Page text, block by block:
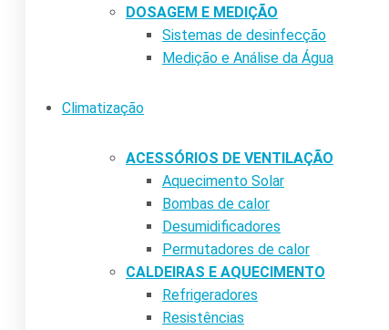
DOSAGEM E MEDIÇÃO
Sistemas de desinfecção
Medição e Análise da Água
Climatização
ACESSÓRIOS DE VENTILAÇÃO
Aquecimento Solar
Bombas de calor
Desumidificadores
Permutadores de calor
CALDEIRAS E AQUECIMENTO
Refrigeradores
Resistências